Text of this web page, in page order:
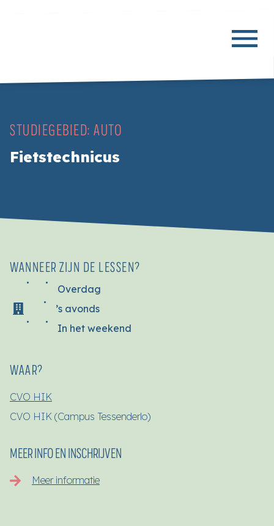
STUDIEGEBIED: AUTO
Fietstechnicus
WANNEER ZIJN DE LESSEN?
Overdag
’s avonds
In het weekend
WAAR?
CVO HIK
CVO HIK (Campus Tessenderlo)
MEER INFO EN INSCHRIJVEN
Meer informatie